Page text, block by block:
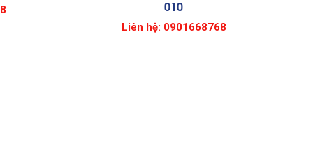
010
Liên hệ: 0901668768